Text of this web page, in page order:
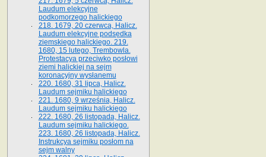
Laudum elekcyjne
podkomorzego halickiego
218. 1679, 20 czerwca, Halicz.
Laudum elekcyjne podsędka
ziemskiego halickiego. 219.
1680, 15 lutego, Trembowla.
Protestacya przeciwko posłowi
ziemi halickiej na sejm
koronacyjny wysłanemu
220. 1680, 31 lipca, Halicz.
Laudum sejmiku halickiego
221. 1680, 9 września, Halicz.
Laudum sejmiku halickiego
222. 1680, 26 listopada, Halicz.
Laudum sejmiku halickiego.
223. 1680, 26 listopada, Halicz.
Instrukcya sejmiku posłom na
sejm walny